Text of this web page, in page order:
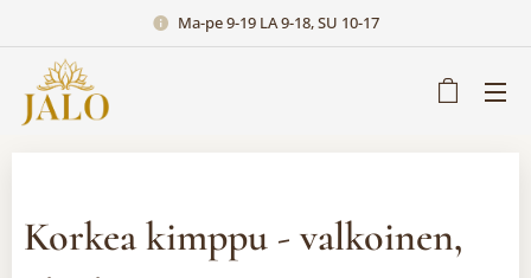
Ma-pe 9-19 LA 9-18, SU 10-17
Korkea kimppu - valkoinen,